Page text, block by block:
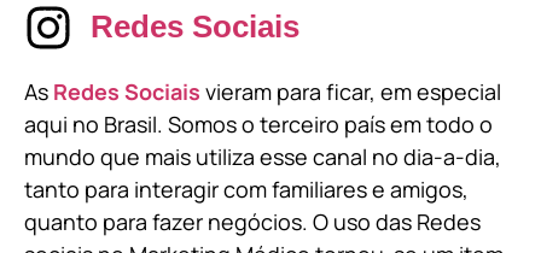
Redes Sociais
As Redes Sociais vieram para ficar, em especial
aqui no Brasil. Somos o terceiro país em todo o
mundo que mais utiliza esse canal no dia-a-dia,
tanto para interagir com familiares e amigos,
quanto para fazer negócios. O uso das Redes